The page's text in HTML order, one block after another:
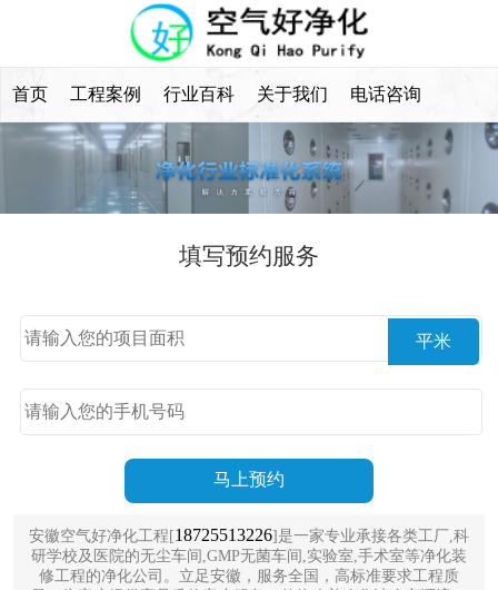
首页 工程案例 行业百科 关于我们 电话咨询
填写预约服务
平米
安徽空气好净化工程[18725513226]是一家专业承接各类工厂,科
研学校及医院的无尘车间,GMP无菌车间,实验室,手术室等净化装
修工程的净化公司。立足安徽，服务全国，高标准要求工程质